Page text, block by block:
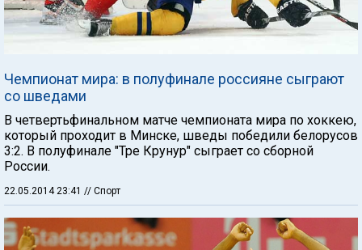
Чемпионат мира: в полуфинале россияне сыграют
со шведами
В четвертьфинальном матче чемпионата мира по хоккею,
который проходит в Минске, шведы победили белорусов
3:2. В полуфинале "Тре Крунур" сыграет со сборной
России.
22.05.2014 23:41 // Спорт